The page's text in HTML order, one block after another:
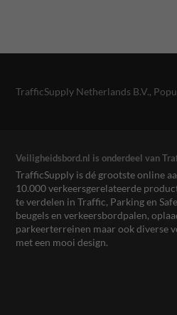
TrafficSupply Netherlands B.V.,
Veiligheidsbord.nl is onderdeel van
TrafficSupply is dé grootste online
10.000 verkeersgerelateerde
te verdelen in Traffic, Parking en
beugels en verkeersbordpalen,
parkeerterreinen maar ook diverse
met een mooi design.